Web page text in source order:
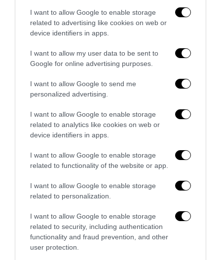
I want to allow Google to enable storage
related to advertising like cookies on web or
device identifiers in apps.
I want to allow my user data to be sent to
Google for online advertising purposes.
I want to allow Google to send me
personalized advertising.
I want to allow Google to enable storage
related to analytics like cookies on web or
device identifiers in apps.
I want to allow Google to enable storage
related to functionality of the website or app.
I want to allow Google to enable storage
related to personalization.
I want to allow Google to enable storage
related to security, including authentication
functionality and fraud prevention, and other
user protection.
«Spin Time non è CasaPound»: la santa occupazione
rossa che fa politica, vende e...
7 COMMENTS
MASSIMO
6 Agosto 2021 - 8:06
Un sincero in bocca al lupo a Crosetto che se ne dica è una